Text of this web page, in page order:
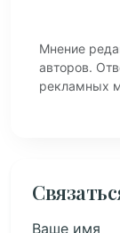
Мнение
авторов.
рекламных
Ваше имя